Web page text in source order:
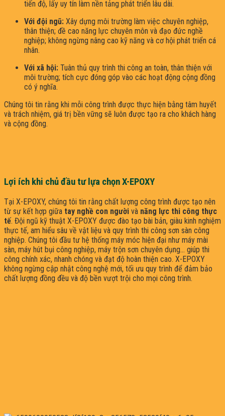
tiến độ, lấy uy tín làm nền tảng phát triển lâu dài.
Với đội ngũ: Xây dựng môi trường làm việc chuyên nghiệp,
thân thiện; đề cao năng lực chuyên môn và đạo đức nghề
nghiệp; không ngừng nâng cao kỹ năng và cơ hội phát triển cá
nhân.
Với xã hội: Tuân thủ quy trình thi công an toàn, thân thiện với
môi trường; tích cực đóng góp vào các hoạt động cộng đồng
có ý nghĩa.
Chúng tôi tin rằng khi mỗi công trình được thực hiện bằng tâm huyết
và trách nhiệm, giá trị bền vững sẽ luôn được tạo ra cho khách hàng
và cộng đồng.
Lợi ích khi chủ đầu tư lựa chọn X-EPOXY
Tại X-EPOXY, chúng tôi tin rằng chất lượng công trình được tạo nên
từ sự kết hợp giữa tay nghề con người và năng lực thi công thực
tế. Đội ngũ kỹ thuật X-EPOXY được đào tạo bài bản, giàu kinh nghiệm
thực tế, am hiểu sâu về vật liệu và quy trình thi công sơn sàn công
nghiệp. Chúng tôi đầu tư hệ thống máy móc hiện đại như máy mài
sàn, máy hút bụi công nghiệp, máy trộn sơn chuyên dụng… giúp thi
công chính xác, nhanh chóng và đạt độ hoàn thiện cao. X-EPOXY
không ngừng cập nhật công nghệ mới, tối ưu quy trình để đảm bảo
chất lượng đồng đều và độ bền vượt trội cho mọi công trình.